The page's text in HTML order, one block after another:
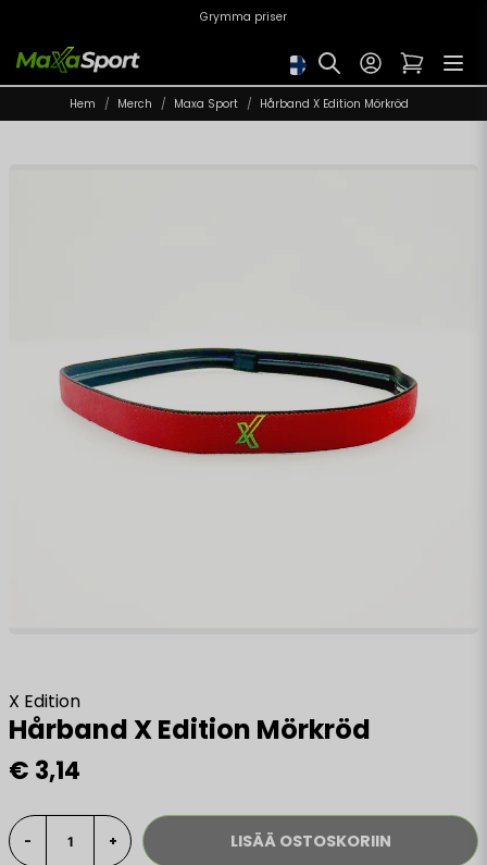
Grymma priser
Hem Merch Maxa Sport Hårband X Edition Mörkröd
X Edition
Hårband X Edition Mörkröd
€ 3,14
- + LISÄÄ OSTOSKORIIN